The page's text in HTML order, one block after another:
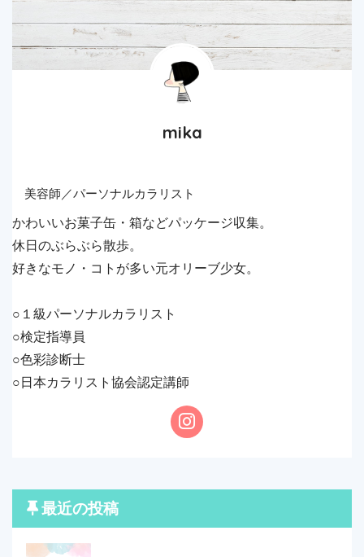
mika
美容師／パーソナルカラリスト
かわいいお菓子缶・箱などパッケージ収集。
休日のぶらぶら散歩。
好きなモノ・コトが多い元オリーブ少女。
○１級パーソナルカラリスト
○検定指導員
○色彩診断士
○日本カラリスト協会認定講師
最近の投稿